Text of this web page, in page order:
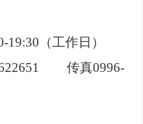
19:30 （工作日）
传真0996-